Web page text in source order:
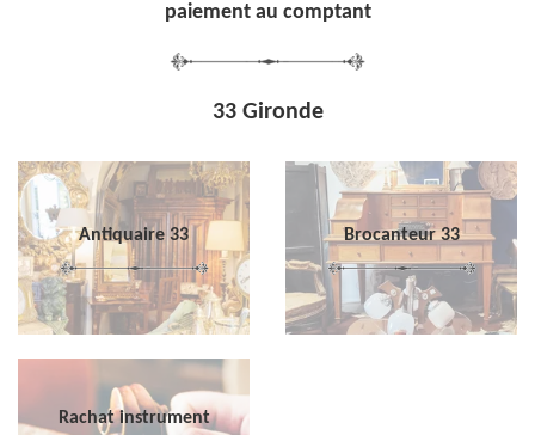
paiement au comptant
33 Gironde
Antiquaire 33 Brocanteur 33
Rachat instrument